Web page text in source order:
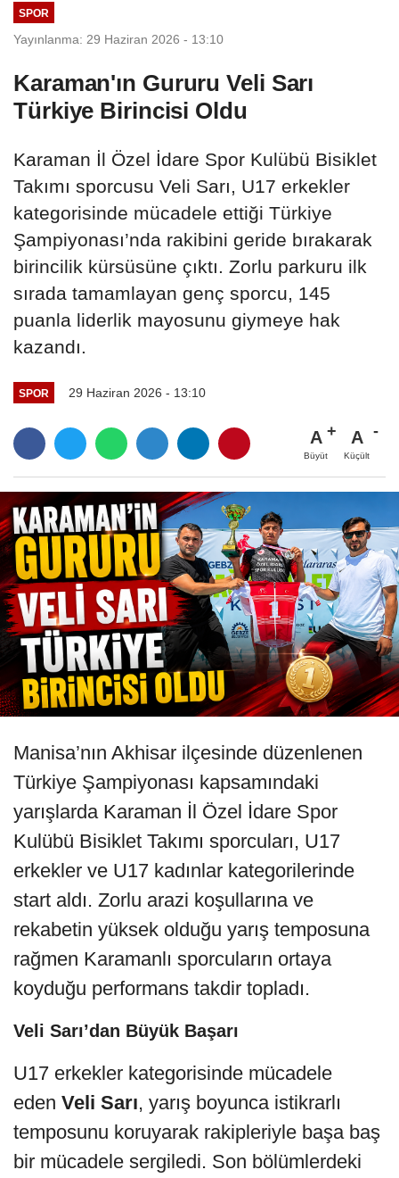
SPOR
Yayınlanma: 29 Haziran 2026 - 13:10
Karaman'ın Gururu Veli Sarı
Türkiye Birincisi Oldu
Karaman İl Özel İdare Spor Kulübü Bisiklet
Takımı sporcusu Veli Sarı, U17 erkekler
kategorisinde mücadele ettiği Türkiye
Şampiyonası’nda rakibini geride bırakarak
birincilik kürsüsüne çıktı. Zorlu parkuru ilk
sırada tamamlayan genç sporcu, 145
puanla liderlik mayosunu giymeye hak
kazandı.
SPOR 29 Haziran 2026 - 13:10
A
Büyüt
A
Küçült
Manisa’nın Akhisar ilçesinde düzenlenen
Türkiye Şampiyonası kapsamındaki
yarışlarda Karaman İl Özel İdare Spor
Kulübü Bisiklet Takımı sporcuları, U17
erkekler ve U17 kadınlar kategorilerinde
start aldı. Zorlu arazi koşullarına ve
rekabetin yüksek olduğu yarış temposuna
rağmen Karamanlı sporcuların ortaya
koyduğu performans takdir topladı.
Veli Sarı’dan Büyük Başarı
U17 erkekler kategorisinde mücadele
eden Veli Sarı, yarış boyunca istikrarlı
temposunu koruyarak rakipleriyle başa baş
bir mücadele sergiledi. Son bölümlerdeki